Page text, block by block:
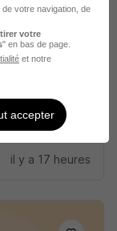
6 mois
il y a 17 heures
votre navigation, de
votre
" en bas de page.
et notre
accepter